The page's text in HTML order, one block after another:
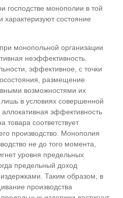
господстве монополии в той
характеризуют состояние
монопольной организации
неэффективность.
эффективное, с точки
размещение
возможностями их
лишь в условиях совершенной
эффективность
товара соответствует
производство. Монополия
не до того момента,
уровня предельных
предельный доход
Таким образом, в
производства